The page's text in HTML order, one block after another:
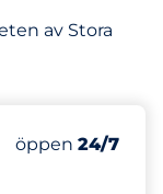
av Stora
öppen 24/7